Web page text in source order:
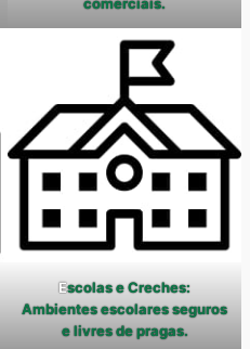
Escolas e Creches:
Ambientes escolares seguros
e livres de pragas.